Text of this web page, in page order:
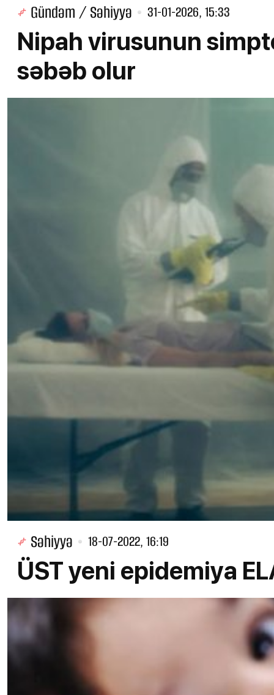
Gündəm / Səhiyyə 31-01-2026, 15:33
Nipah virusunun
səbəb olur
Səhiyyə 18-07-2022, 16:19
ÜST yeni epidemiya